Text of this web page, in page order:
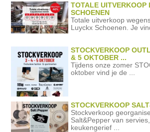
TOTALE UITVERKOOP
SCHOENEN
Totale uitverkoop
Luyckx Schoenen. Je
STOCKVERKOOP
& 5 OKTOBER ...
Tijdens onze zomer
oktober vind je de ...
STOCKVERKOOP
Stockverkoop
Salt&Pepper van
keukengerief ...